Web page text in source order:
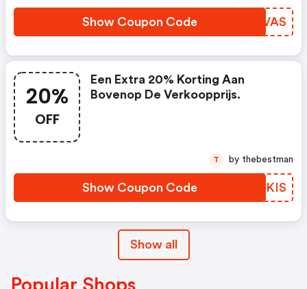
Show Coupon Code NGVVAS
20%
OFF
Een Extra 20% Korting Aan
Bovenop De Verkoopprijs.
Show Coupon Code QIZKIS
T by thebestman
Show all
Popular Shops